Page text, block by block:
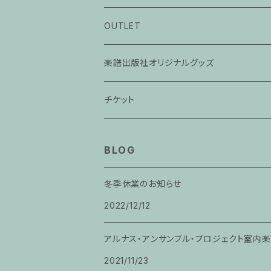
ピアノ科３０分レッスン
ピアノ科４５分レッスン
家族割プラン
家族割適用プラン2
家族割適用プラン3
家族割適用プラン4
ヴァイオリンピアノ６０分レッスン
OUTLET
楽譜出版社オリジナルグッズ
アパレル
チケット
BLOG
冬季休業のお知らせ
2022/12/12
アルナス・アンサンブル・プロジェクト室
2021/11/23